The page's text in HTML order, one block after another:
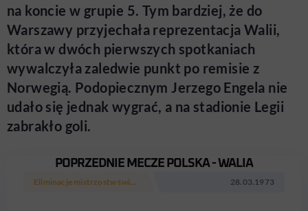
na koncie w grupie 5. Tym bardziej, że do
Warszawy przyjechała reprezentacja Walii,
która w dwóch pierwszych spotkaniach
wywalczyła zaledwie punkt po remisie z
Norwegią. Podopiecznym Jerzego Engela nie
udało się jednak wygrać, a na stadionie Legii
zabrakło goli.
POPRZEDNIE MECZE POLSKA - WALIA
Eliminacje mistrzostw świata 1974 28.03.1973